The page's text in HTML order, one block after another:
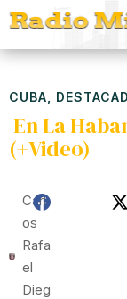
CUBA
En La
(+Video)
Carl
Os
Rafa
El
Dieg